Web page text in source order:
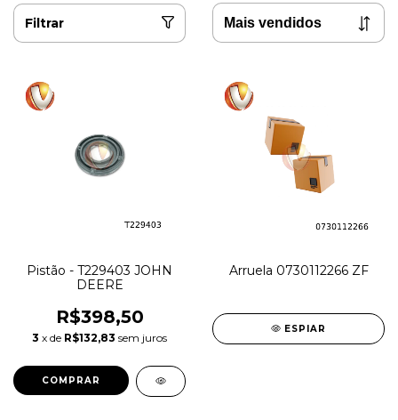
Filtrar
Pistão - T229403 JOHN
DEERE
R$398,50
3 x de R$132,83 sem juros
Arruela 0730112266 ZF
ESPIAR